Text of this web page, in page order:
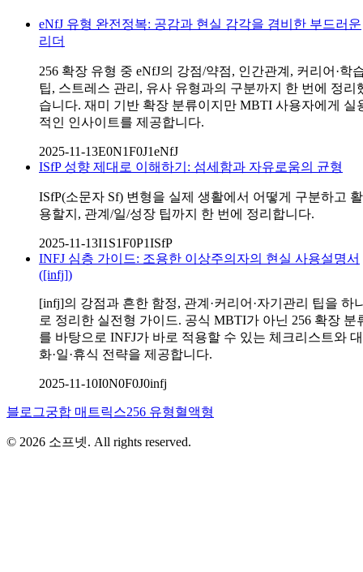
eNfJ 유형 완전정복: 공감과 현실 감각을 겸비한 부드러운
리더
256 확장 유형 중 eNfJ의 강점/약점, 인간관계, 커리어·학
팁, 스트레스 관리, 유사 유형과의 구분까지 한 번에 정리
습니다. 재미 기반 확장 분류이지만 MBTI 사용자에게 실
적인 인사이트를 제공합니다.
2025-11-13E0N1F0J1eNfJ
ISfP 성향 제대로 이해하기: 섬세함과 자유로움의 균형
ISfP(소문자 Sf) 변형을 실제 생활에서 어떻게 구분하고 활
용할지, 관계/일/성장 팁까지 한 번에 정리합니다.
2025-11-13I1S1F0P1ISfP
INFJ 심층 가이드: 조용한 이상주의자의 현실 사용설명서
([infj])
[infj]의 강점과 흔한 함정, 관계·커리어·자기관리 팁을 하
로 정리한 실전형 가이드. 공식 MBTI가 아닌 256 확장 분
를 바탕으로 INFJ가 바로 적용할 수 있는 체크리스트와 대
화·일·휴식 전략을 제공합니다.
2025-11-10I0N0F0J0infj
블로그궁합 매트릭스256 유형혈액형
© 2026 소프넷. All rights reserved.